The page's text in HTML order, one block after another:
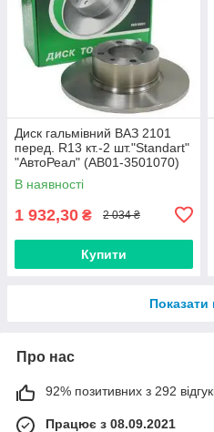
Диск гальмівний ВАЗ 2101
перед. R13 кт.-2 шт."Standart"
"АвтоРеал" (АВ01-3501070)
В наявності
1 932,30 ₴ 2 034 ₴
Купити
Показати
Про нас
92% позитивних з 292
Працює з 08.09.2021